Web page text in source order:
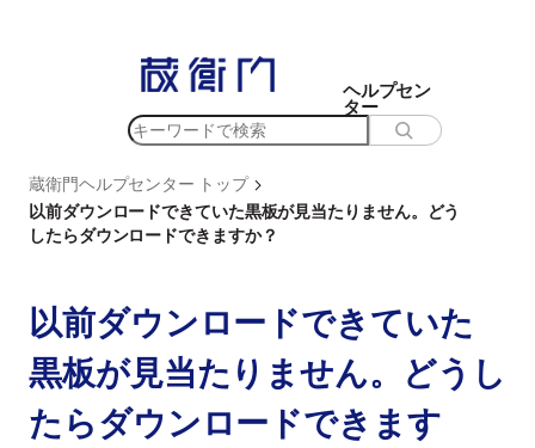
ッ
プ
ヘルプセン
ター
検
蔵衛門ヘルプセンター トップ >
以前ダウンロードできていた黒板が見当たりません。どう
したらダウンロードできますか？
以前ダウンロードできていた
黒板が見当たりません。どうし
たらダウンロードできます